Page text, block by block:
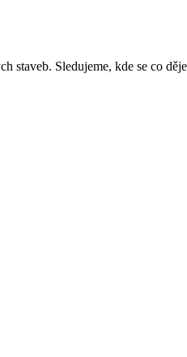
staveb. Sledujeme, kde se co